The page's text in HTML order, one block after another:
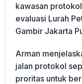
kawasan
evaluasi Lurah
Gambir Jakarta
Arman
jalan protokol
proritas untuk